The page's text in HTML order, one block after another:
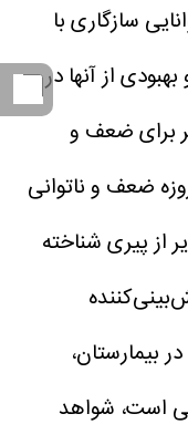
سازگاری با
از آنها در
برای ضعف و
ضعف و ناتوانی
پیری شناخته
بیمارستان،
است، شواهد